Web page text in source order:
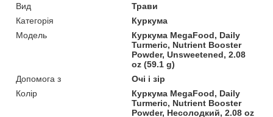
Вид
Трави
Категорія
Куркума
Мoдель
Куркума MegaFood, Daily
Turmeric, Nutrient Booster
Powder, Unsweetened, 2.08
oz (59.1 g)
Допомога з
Очі і зір
Колір
Куркума MegaFood, Daily
Turmeric, Nutrient Booster
Powder, Несолодкий, 2.08 oz